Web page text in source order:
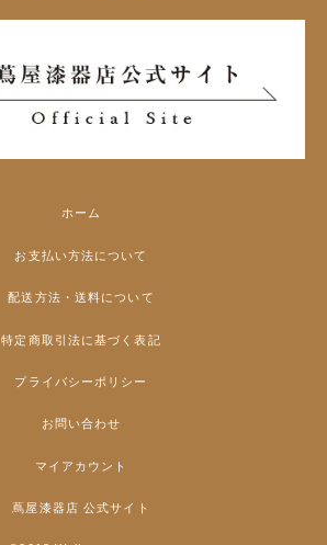
ホーム
お支払い方法について
配送方法・送料について
特定商取引法に基づく表記
プライバシーポリシー
お問い合わせ
マイアカウント
蔦屋漆器店 公式サイト